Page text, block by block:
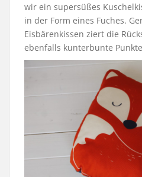
wir ein supersüßes
in der Form eines Fuches.
Eisbärenkissen ziert die
ebenfalls kunterbunte